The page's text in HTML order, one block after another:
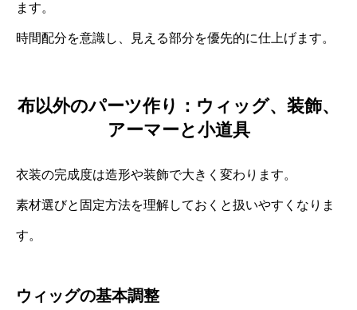
ます。
時間配分を意識し、見える部分を優先的に仕上げます。
布以外のパーツ作り：ウィッグ、装飾、
アーマーと小道具
衣装の完成度は造形や装飾で大きく変わります。
素材選びと固定方法を理解しておくと扱いやすくなりま
す。
ウィッグの基本調整